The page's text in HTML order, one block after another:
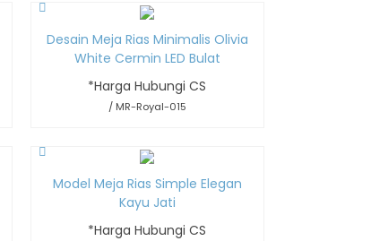
Desain Meja Rias Minimalis Olivia
White Cermin LED Bulat
*Harga Hubungi CS
/ MR-Royal-015
Model Meja Rias Simple Elegan
Kayu Jati
*Harga Hubungi CS